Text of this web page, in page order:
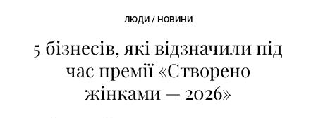
ЛЮДИ / НОВИНИ
5 бізнесів, які відзначили під
час премії «Створено
жінками — 2026»